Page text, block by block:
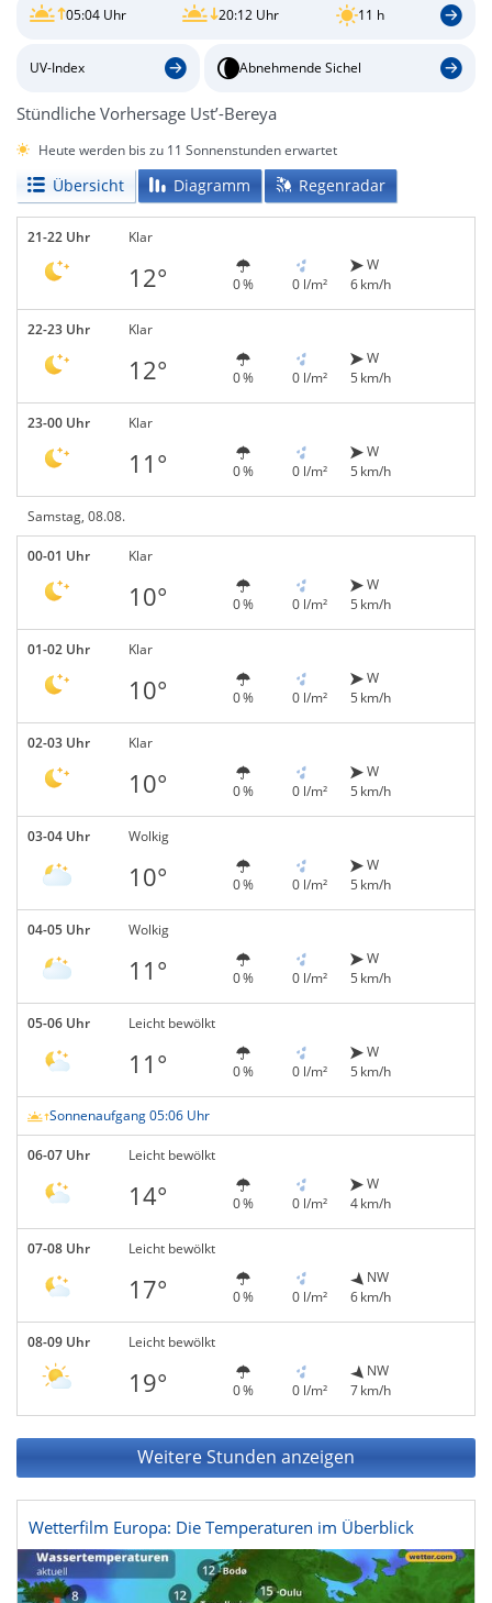
05:04 Uhr 20:12 Uhr 11 h
UV-Index Abnehmende Sichel
Stündliche Vorhersage Ust’-Bereya
Heute werden bis zu 11 Sonnenstunden erwartet
Übersicht Diagramm Regenradar
21-22 Uhr Klar
12° 0 % 0 l/m²
W
6 km/h
22-23 Uhr Klar
12° 0 % 0 l/m²
W
5 km/h
23-00 Uhr Klar
11° 0 % 0 l/m²
W
5 km/h
Samstag, 08.08.
00-01 Uhr Klar
10° 0 % 0 l/m²
W
5 km/h
01-02 Uhr Klar
10° 0 % 0 l/m²
W
5 km/h
02-03 Uhr Klar
10° 0 % 0 l/m²
W
5 km/h
03-04 Uhr Wolkig
10° 0 % 0 l/m²
W
5 km/h
04-05 Uhr Wolkig
11° 0 % 0 l/m²
W
5 km/h
05-06 Uhr Leicht bewölkt
11° 0 % 0 l/m²
W
5 km/h
Sonnenaufgang 05:06 Uhr
06-07 Uhr Leicht bewölkt
14° 0 % 0 l/m²
W
4 km/h
07-08 Uhr Leicht bewölkt
17° 0 % 0 l/m²
NW
6 km/h
08-09 Uhr Leicht bewölkt
19° 0 % 0 l/m²
NW
7 km/h
Weitere Stunden anzeigen
Wetterfilm Europa: Die Temperaturen im Überblick